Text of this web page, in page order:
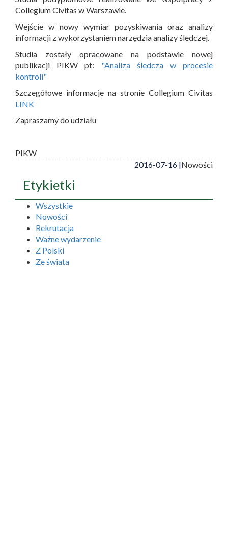
Collegium Civitas w Warszawie.
Wejście w nowy wymiar pozyskiwania oraz analizy
informacji z wykorzystaniem narzędzia analizy śledczej.
Studia zostały opracowane na podstawie nowej
publikacji PIKW pt: "Analiza śledcza w procesie
kontroli"
Szczegółowe informacje na stronie Collegium Civitas
LINK
Zapraszamy do udziału
PIKW
2016-07-16 |Nowości
Etykietki
Wszystkie
Nowości
Rekrutacja
Ważne wydarzenie
Z Polski
Ze świata